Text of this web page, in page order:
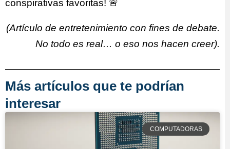
conspirativas favoritas! 🚨
(Artículo de entretenimiento con fines de debate.
No todo es real… o eso nos hacen creer).
Más artículos que te podrían
interesar
COMPUTADORAS